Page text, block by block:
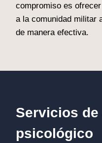
compromiso es
a la comunidad militar
de manera efectiva.
Servicios de
psicológico